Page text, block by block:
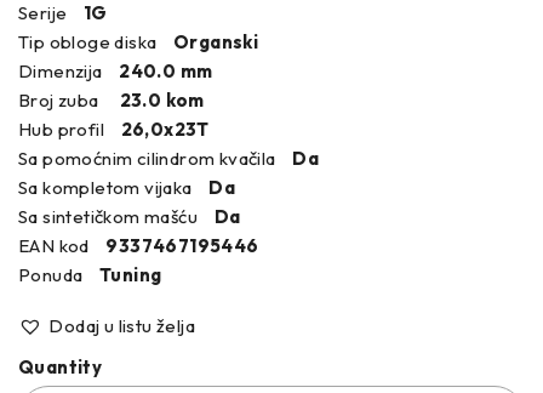
Serije 1G
Tip obloge diska Organski
Dimenzija
240.0 mm
Broj zuba
23.0 kom
Hub profil 26,0x23T
Sa pomoćnim cilindrom kvačila
Da
Sa kompletom vijaka
Da
Sa sintetičkom mašću Da
EAN kod
9337467195446
Ponuda
Tuning
Dodaj u listu želja
Quantity